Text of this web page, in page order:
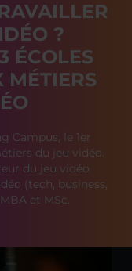
?
ÉCOLES
MÉTIERS
Campus, le 1er
du jeu vidéo.
du jeu vidéo
(tech, business,
et MSc.